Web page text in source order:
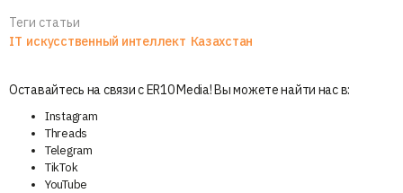
Теги статьи
IT искусственный интеллект Казахстан
Оставайтесь на связи с ER10 Media! Вы можете найти нас в:
Instagram
Threads
Telegram
TikTok
YouTube